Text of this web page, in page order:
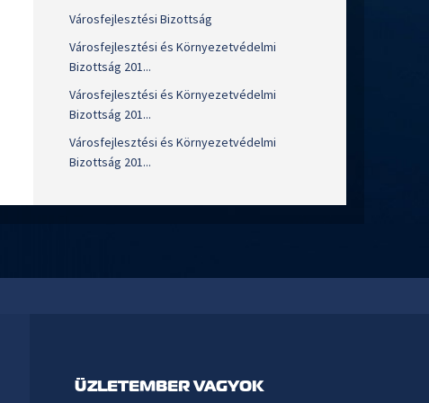
Városfejlesztési Bizottság
Városfejlesztési és Környezetvédelmi
Bizottság 201...
Városfejlesztési és Környezetvédelmi
Bizottság 201...
Városfejlesztési és Környezetvédelmi
Bizottság 201...
ÜZLETEMBER VAGYOK